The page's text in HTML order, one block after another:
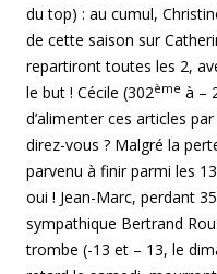
du top) : au cumul,
de cette saison sur
repartiront toutes les 2,
le but ! Cécile (302ème à –
d’alimenter ces articles
direz-vous ? Malgré la
parvenu à finir parmi les
oui ! Jean-Marc, perdant
sympathique Bertrand
trombe (-13 et – 13, le